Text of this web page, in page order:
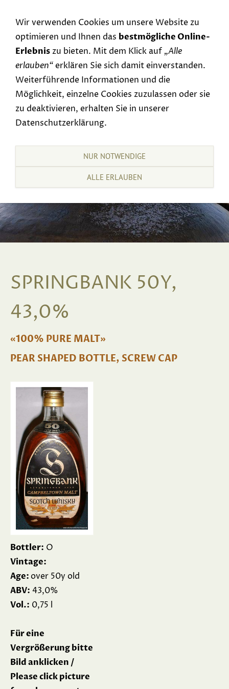
SPRINGBANK 50Y,
43,0%
«100% PURE MALT»
PEAR SHAPED BOTTLE, SCREW CAP
Bottler: O
Vintage:
Age:over 50y old
ABV: 43,0%
Vol.: 0,75 l
Für eine
Vergrößerung bitte
Bild anklicken /
Please click picture
Wir verwenden Cookies um unsere Website zu
optimieren und Ihnen das bestmögliche Online-
Erlebniszu bieten. Mit dem Klick auf „Alle
erlauben“erklären Sie sich damit einverstanden.
Weiterführende Informationen und die
Möglichkeit, einzelne Cookies zuzulassen oder sie
zu deaktivieren, erhalten Sie in unserer
Datenschutzerklärung.
NUR NOTWENDIGE
ALLE ERLAUBEN